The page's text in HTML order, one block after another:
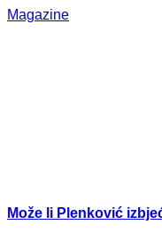
Magazine
Može li Plenković